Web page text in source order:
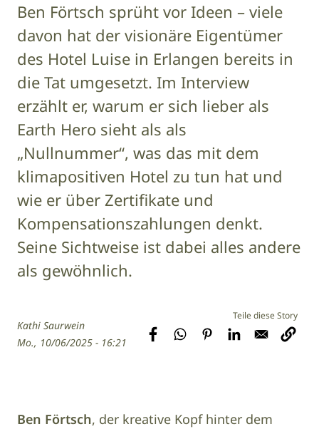
Ben Förtsch sprüht vor Ideen – viele
davon hat der visionäre Eigentümer
des Hotel Luise in Erlangen bereits in
die Tat umgesetzt. Im Interview
erzählt er, warum er sich lieber als
Earth Hero sieht als als
„Nullnummer“, was das mit dem
klimapositiven Hotel zu tun hat und
wie er über Zertifikate und
Kompensationszahlungen denkt.
Seine Sichtweise ist dabei alles andere
als gewöhnlich.
Kathi Saurwein
Mo., 10/06/2025 - 16:21
Ben Förtsch, der kreative Kopf hinter dem